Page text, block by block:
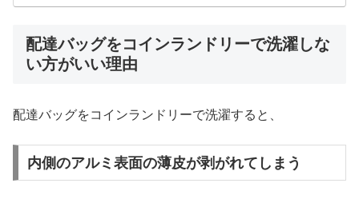
配達バッグをコインランドリーで洗濯しな
い方がいい理由
配達バッグをコインランドリーで洗濯すると、
内側のアルミ表面の薄皮が剥がれてしまう